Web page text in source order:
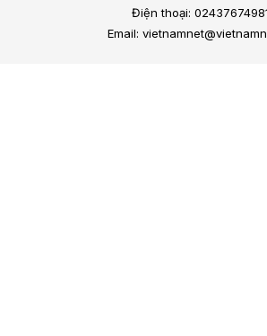
Điện thoại:
Email: